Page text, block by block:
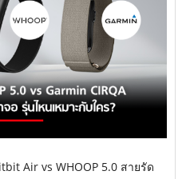
Air vs WHOOP 5.0 สายรัด